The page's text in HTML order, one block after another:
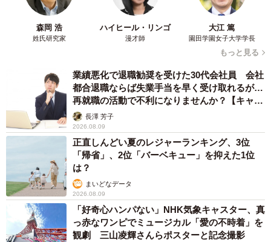
森岡 浩
姓氏研究家
ハイヒール・リンゴ
漫才師
大江 篤
園田学園女子大学学長
もっと見る
業績悪化で退職勧奨を受けた30代会社員 会社
都合退職ならば失業手当を早く受け取れるが…
再就職の活動で不利になりませんか？【キャリ
アカウンセラーが解説】
長澤 芳子
2026.08.09
正直しんどい夏のレジャーランキング、3位
「帰省」、2位「バーベキュー」を抑えた1位
は？
まいどなデータ
2026.08.09
「好奇心ハンパない」NHK気象キャスター、真
っ赤なワンピでミュージカル「愛の不時着」を
観劇 三山凌輝さんらポスターと記念撮影